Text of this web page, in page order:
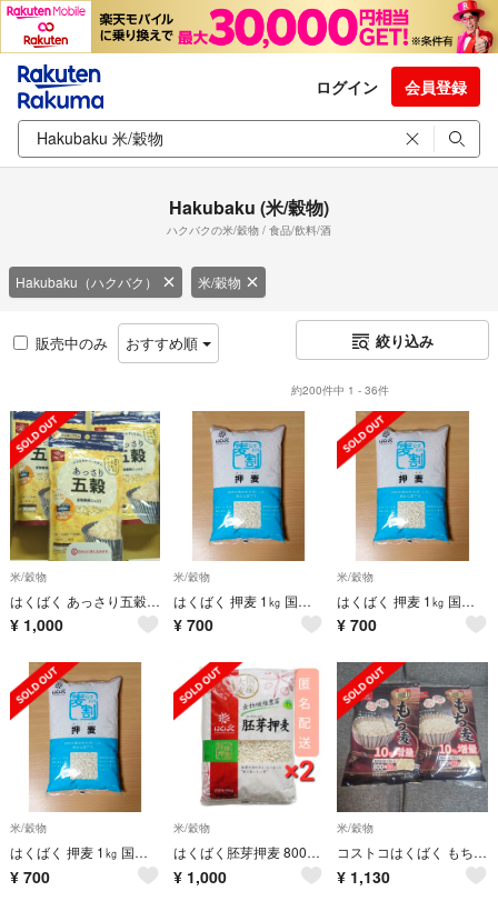
ログイン 会員登録
Hakubaku (米/穀物)
ハクバクの米/穀物 / 食品/飲料/酒
Hakubaku（ハクバク） 米/穀物
販売中のみ おすすめ順 絞り込み
約200件中 1 - 36件
米/穀物
はくばく あっさり五穀 (240g) 3袋 訳あり
¥ 1,000
米/穀物
はくばく 押麦 1㎏ 国産大麦
¥ 700
米/穀物
はくばく 押麦 1㎏ 国産大麦
¥ 700
米/穀物
はくばく 押麦 1㎏ 国産大麦
¥ 700
米/穀物
はくばく胚芽押麦 800g ×2袋
¥ 1,000
米/穀物
コストコはくばく もち麦 880gx 2袋.
¥ 1,130